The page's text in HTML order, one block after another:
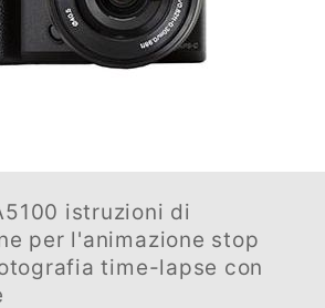
istruzioni di
per l'animazione stop
time-lapse con